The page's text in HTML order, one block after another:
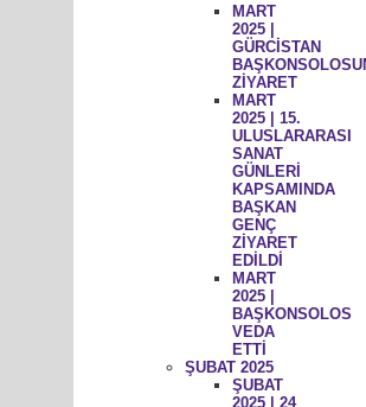
MART
2025 |
GÜRCİSTAN
ZİYARET
MART
2025 | 15.
ULUSLARARASI
SANAT
GÜNLERİ
KAPSAMINDA
BAŞKAN
GENÇ
ZİYARET
EDİLDİ
MART
2025 |
BAŞKONSOLOS
VEDA
ETTİ
ŞUBAT 2025
ŞUBAT
2025 | 24